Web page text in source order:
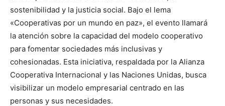
sostenibilidad y la justicia social. Bajo el lema
«Cooperativas por un mundo en paz», el evento llamará
la atención sobre la capacidad del modelo cooperativo
para fomentar sociedades más inclusivas y
cohesionadas. Esta iniciativa, respaldada por la Alianza
Cooperativa Internacional y las Naciones Unidas, busca
visibilizar un modelo empresarial centrado en las
personas y sus necesidades.